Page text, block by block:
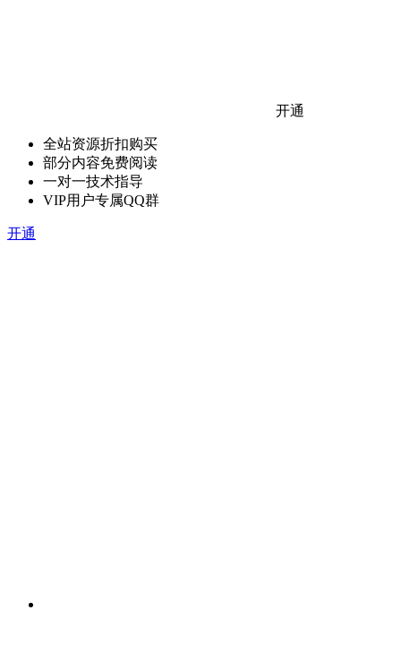
开通
全站资源折扣购买
部分内容免费阅读
一对一技术指导
VIP用户专属QQ群
开通